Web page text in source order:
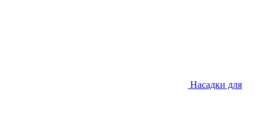
Насадки для